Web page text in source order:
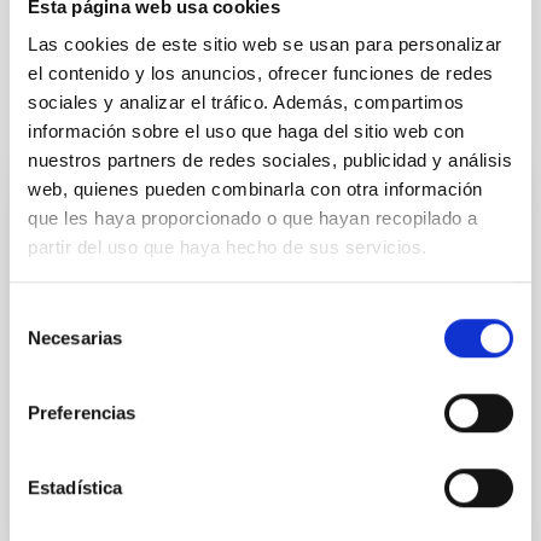
Esta página web usa cookies
Las cookies de este sitio web se usan para personalizar
el contenido y los anuncios, ofrecer funciones de redes
sociales y analizar el tráfico. Además, compartimos
información sobre el uso que haga del sitio web con
nuestros partners de redes sociales, publicidad y análisis
web, quienes pueden combinarla con otra información
que les haya proporcionado o que hayan recopilado a
partir del uso que haya hecho de sus servicios.
Necesarias
Preferencias
Estadística
It may interest you
Acuerdo de explotación científica de los
telescopios William Herschel e Isaac
Newton entre el Instituto de Astrofísica de
Facilities Council (STFC) y la Nederlandese
Onderzoek (NWO)